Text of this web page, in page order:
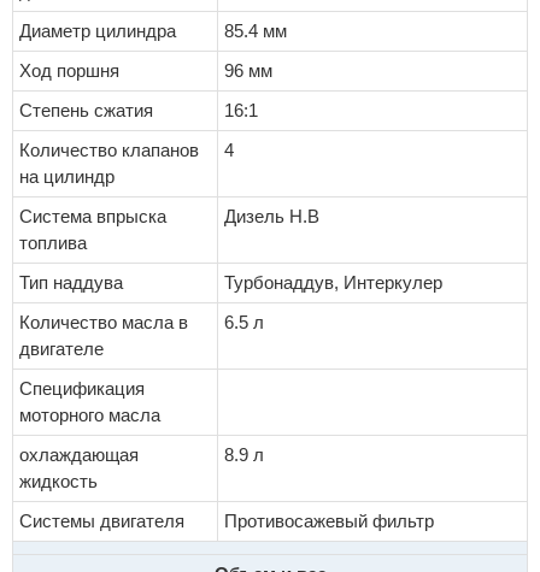
Диаметр цилиндра
85.4 мм
Ход поршня
96 мм
Степень сжатия
16:1
Количество клапанов
на цилиндр
4
Система впрыска
топлива
Дизель Н.В
Тип наддува
Турбонаддув, Интеркулер
Количество масла в
двигателе
6.5 л
Спецификация
моторного масла
охлаждающая
жидкость
8.9 л
Системы двигателя Противосажевый фильтр